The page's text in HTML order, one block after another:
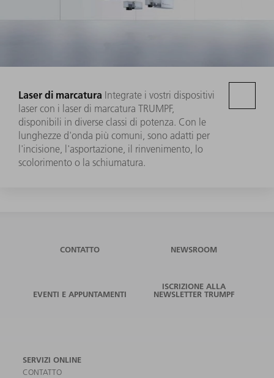
Laser di marcatura Integrate i vostri dispositivi
laser con i laser di marcatura TRUMPF,
disponibili in diverse classi di potenza. Con le
lunghezze d'onda più comuni, sono adatti per
l'incisione, l'asportazione, il rinvenimento, lo
scolorimento o la schiumatura.
CONTATTO NEWSROOM
EVENTI E APPUNTAMENTI
ISCRIZIONE ALLA
NEWSLETTER TRUMPF
SERVIZI ONLINE
CONTATTO